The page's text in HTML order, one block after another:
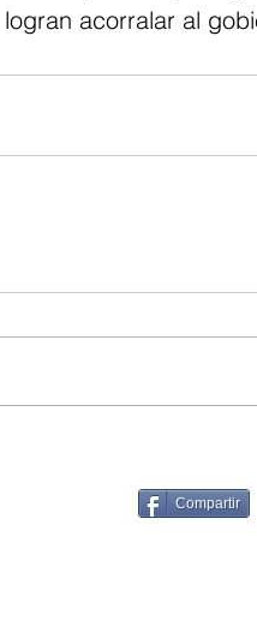
acorralar al
Compartir